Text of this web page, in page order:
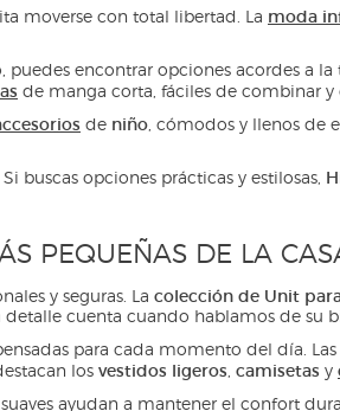
moverse con total libertad. La moda
puedes encontrar opciones acordes a
de manga corta, fáciles de combinar
de niño, cómodos y llenos de
buscas opciones prácticas y estilosas,
PEQUEÑAS DE LA
y seguras. La colección de Unit
cuenta cuando hablamos de su
para cada momento del día. Las
los vestidos ligeros camisetas y
suaves ayudan a mantener el confort